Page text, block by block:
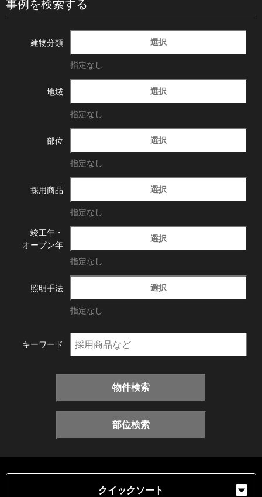
事例を検索する
建物分類 選択
指定なし
地域 選択
指定なし
部位 選択
指定なし
採用商品 選択
指定なし
竣工年・
オープン年
選択
指定なし
照明手法 選択
指定なし
キーワード
物件検索
部位検索
クイックソート